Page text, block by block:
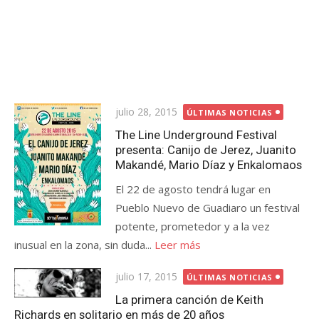
Publicada
el
julio 28, 2015 ÚLTIMAS NOTICIAS
The Line Underground Festival
presenta: Canijo de Jerez, Juanito
Makandé, Mario Díaz y Enkalomaos
El 22 de agosto tendrá lugar en
Pueblo Nuevo de Guadiaro un festival
potente, prometedor y a la vez
inusual en la zona, sin duda... Leer más
Publicada
el
julio 17, 2015 ÚLTIMAS NOTICIAS
La primera canción de Keith
Richards en solitario en más de 20 años